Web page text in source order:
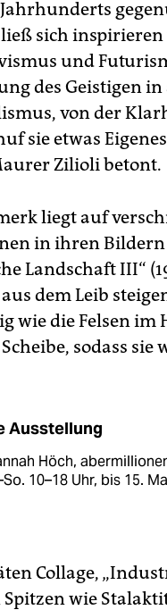
sich inspirieren
und
des Geistigen
von der
sie etwas
Zilioli betont.
liegt auf
in ihren Bildern
Landschaft III“
dem Leib
wie die Felsen
sodass
Ausstellung
Höch,
10–18 Uhr, bis 15.
Collage,
wie